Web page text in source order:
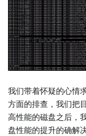
我们带着怀疑的心情
方面的排查，我们把
高性能的磁盘之后，
盘性能的提升的确解